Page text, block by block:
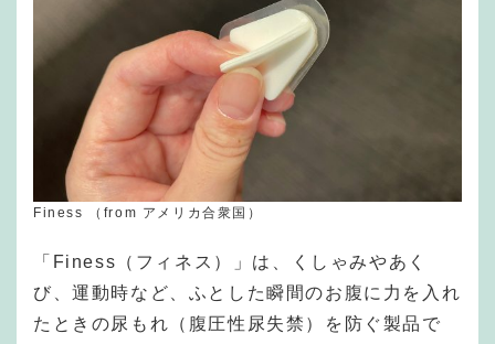
Finess （from アメリカ合衆国）
「Finess（フィネス）」は、くしゃみやあく
び、運動時など、ふとした瞬間のお腹に力を入れ
たときの尿もれ（腹圧性尿失禁）を防ぐ製品で